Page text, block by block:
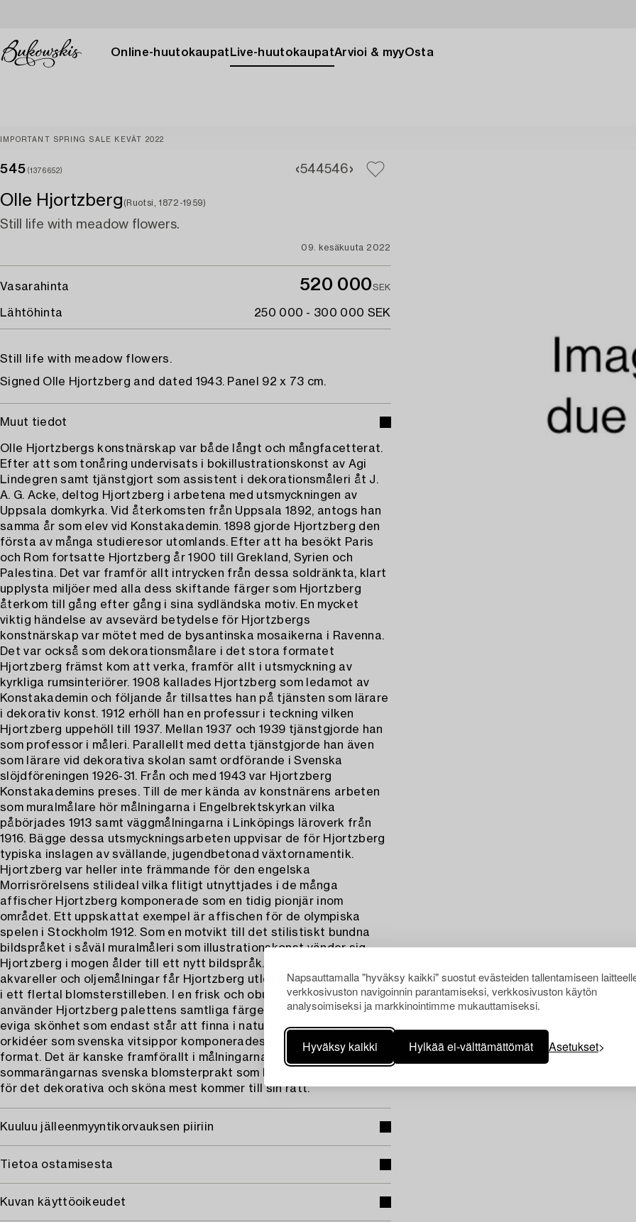
Napsauttamalla "hyväksy kaikki" suostut evästeiden tallentamiseen
verkkosivuston navigoinnin parantamiseksi, verkkosivuston käytön
analysoimiseksi ja markkinointimme mukauttamiseksi.
Hyväksy kaikki Hylkää ei-välttämättömät Asetukset
Online-huutokaupat Live-huutokaupatArvioi & myyOsta
IMPORTANT SPRING SALE KEVÄT 2022
545 (1376652) 544546
Olle Hjortzberg (Ruotsi, 1872-1959)
Still life with meadow flowers.
09. kesäkuuta 2022
Vasarahinta 520 000SEK
Lähtöhinta 250 000 - 300 000 SEK
Still life with meadow flowers.
Signed Olle Hjortzberg and dated 1943. Panel 92 x 73 cm.
Muut tiedot
Olle Hjortzbergs konstnärskap var både långt och mångfacetterat.
Efter att som tonåring undervisats i bokillustrationskonst av Agi
Lindegren samt tjänstgjort som assistent i dekorationsmåleri åt J.
A. G. Acke, deltog Hjortzberg i arbetena med utsmyckningen av
Uppsala domkyrka. Vid återkomsten från Uppsala 1892, antogs han
samma år som elev vid Konstakademin. 1898 gjorde Hjortzberg den
första av många studieresor utomlands. Efter att ha besökt Paris
och Rom fortsatte Hjortzberg år 1900 till Grekland, Syrien och
Palestina. Det var framför allt intrycken från dessa soldränkta, klart
upplysta miljöer med alla dess skiftande färger som Hjortzberg
återkom till gång efter gång i sina sydländska motiv. En mycket
viktig händelse av avsevärd betydelse för Hjortzbergs
konstnärskap var mötet med de bysantinska mosaikerna i Ravenna.
Det var också som dekorationsmålare i det stora formatet
Hjortzberg främst kom att verka, framför allt i utsmyckning av
kyrkliga rumsinteriörer. 1908 kallades Hjortzberg som ledamot av
Konstakademin och följande år tillsattes han på tjänsten som lärare
i dekorativ konst. 1912 erhöll han en professur i teckning vilken
Hjortzberg uppehöll till 1937. Mellan 1937 och 1939 tjänstgjorde han
som professor i måleri. Parallellt med detta tjänstgjorde han även
som lärare vid dekorativa skolan samt ordförande i Svenska
slöjdföreningen 1926-31. Från och med 1943 var Hjortzberg
Konstakademins preses. Till de mer kända av konstnärens arbeten
som muralmålare hör målningarna i Engelbrektskyrkan vilka
påbörjades 1913 samt väggmålningarna i Linköpings läroverk från
1916. Bägge dessa utsmyckningsarbeten uppvisar de för Hjortzberg
typiska inslagen av svällande, jugendbetonad växtornamentik.
Hjortzberg var heller inte främmande för den engelska
Morrisrörelsens stilideal vilka flitigt utnyttjades i de många
affischer Hjortzberg komponerade som en tidig pionjär inom
området. Ett uppskattat exempel är affischen för de olympiska
spelen i Stockholm 1912. Som en motvikt till det stilistiskt bundna
bildspråket i såväl muralmåleri som illustrationskonst vänder sig
Hjortzberg i mogen ålder till ett nytt bildspråk. I mångtaliga
akvareller och oljemålningar får Hjortzberg utlopp för sin begåvning
i ett flertal blomsterstilleben. I en frisk och obunden realistisk stil
använder Hjortzberg palettens samtliga färger för att fånga den
eviga skönhet som endast står att finna i naturen. Såväl exotiska
orkidéer som svenska vitsippor komponerades in i stilleben av olika
format. Det är kanske framförallt i målningarna med
sommarängarnas svenska blomsterprakt som Hjortzbergs känsla
för det dekorativa och sköna mest kommer till sin rätt.
Kuuluu jälleenmyyntikorvauksen piiriin
Tietoa ostamisesta
Kuvan käyttöoikeudet